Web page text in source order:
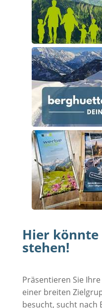
Hier
stehen!
Präsentieren Sie
einer breiten
besucht, sucht nach